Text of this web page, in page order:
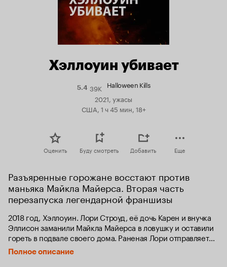
Хэллоуин убивает
5.4Рейтинг
Кинопоиска
39K Halloween Kills
2021, ужасы
США, 1 ч 45 мин, 18+
Оценить Буду смотреть Добавить Еще
Разъяренные горожане восстают против
маньяка Майкла Майерса. Вторая часть
перезапуска легендарной франшизы
2018 год, Хэллоуин. Лори Строуд, её дочь Карен и внучка
Эллисон заманили Майкла Майерса в ловушку и оставили
гореть в подвале своего дома. Раненая Лори отправляется
в больницу, но Майклу удаётся выбраться и продолжить
кровавую расправу над жителями Хэддонфилда. В этот
Полное описание